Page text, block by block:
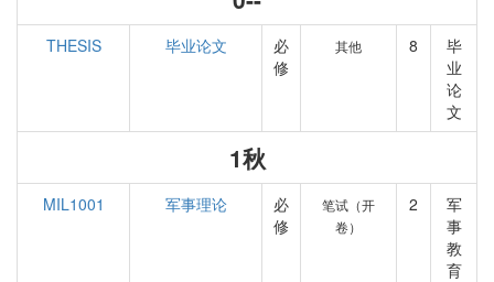
THESIS 毕业论文
必
修
其他 8
毕
业
论
文
1秋
MIL1001 军事理论
必
修
笔试（开
卷）
2
军
事
教
育